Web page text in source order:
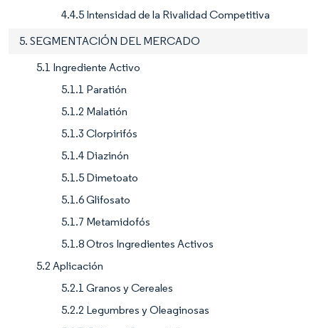
4.4.5 Intensidad de la Rivalidad Competitiva
5. SEGMENTACIÓN DEL MERCADO
5.1 Ingrediente Activo
5.1.1 Paratión
5.1.2 Malatión
5.1.3 Clorpirifós
5.1.4 Diazinón
5.1.5 Dimetoato
5.1.6 Glifosato
5.1.7 Metamidofós
5.1.8 Otros Ingredientes Activos
5.2 Aplicación
5.2.1 Granos y Cereales
5.2.2 Legumbres y Oleaginosas